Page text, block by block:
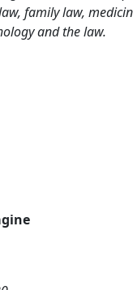
family law,
and the law.